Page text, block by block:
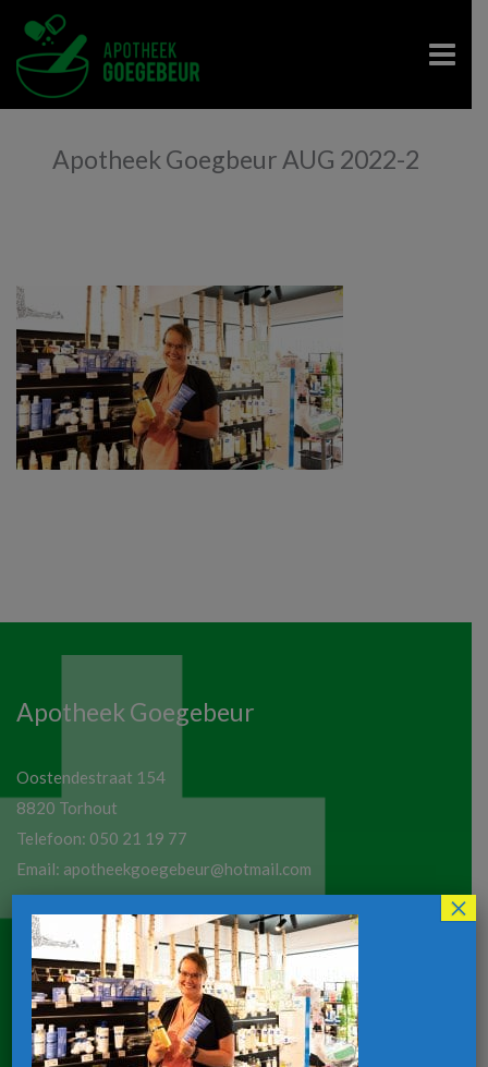
Apotheek Goegbeur AUG 2022-2
Apotheek Goegebeur
Oostendestraat 154
8820 Torhout
Telefoon: 050 21 19 77
Email: apotheekgoegebeur@hotmail.com
Maandag tot vrijdag:
8u30-12u30 / 13u30-18u30
Zaterdag:8u30-12u00
Apotheek ST-Henricus
×